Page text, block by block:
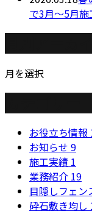
で3月～5月
月を選択
お役立ち情報
お知らせ 9
施工実績 1
業務紹介 19
目隠しフェン
砕石敷き均し